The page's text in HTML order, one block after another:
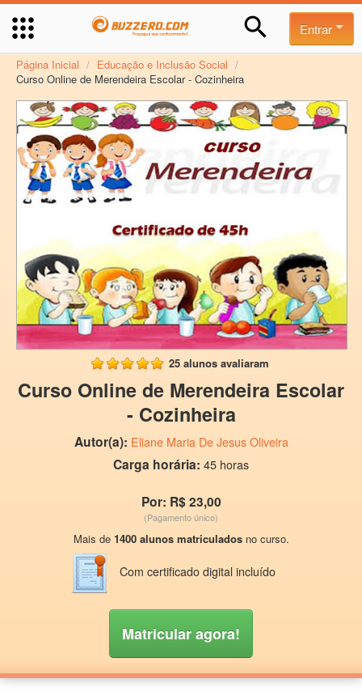
Entrar
Página Inicial / Educação e Inclusão Social /
Curso Online de Merendeira Escolar - Cozinheira
25 alunos avaliaram
Curso Online de Merendeira Escolar
- Cozinheira
Autor(a): Eliane Maria De Jesus Oliveira
Carga horária: 45 horas
Por: R$ 23,00
(Pagamento único)
Mais de 1400 alunos matriculadosno curso.
Com certificado digital incluído
Matricular agora!